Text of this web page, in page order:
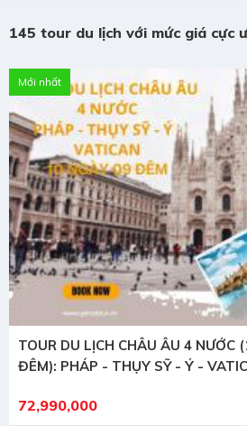
Mới nhất
TOUR DU LỊCH CHÂU ÂU 4 NƯỚC
ĐÊM): PHÁP - THỤY SỸ - Ý -
72,990,000